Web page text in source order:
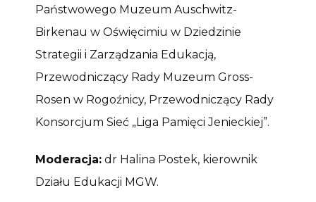
Państwowego Muzeum Auschwitz-
Birkenau w Oświęcimiu w Dziedzinie
Strategii i Zarządzania Edukacją,
Przewodniczący Rady Muzeum Gross-
Rosen w Rogoźnicy, Przewodniczący Rady
Konsorcjum Sieć „Liga Pamięci Jenieckiej”.
Moderacja: dr Halina Postek, kierownik
Działu Edukacji MGW.